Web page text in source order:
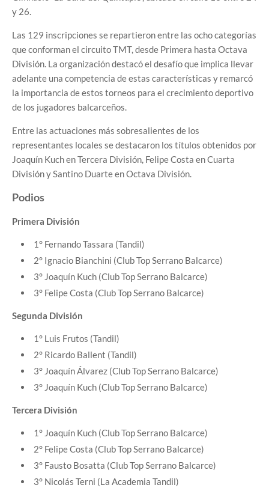
y 26.
Las 129 inscripciones se repartieron entre las ocho categorías
que conforman el circuito TMT, desde Primera hasta Octava
División. La organización destacó el desafío que implica llevar
adelante una competencia de estas características y remarcó
la importancia de estos torneos para el crecimiento deportivo
de los jugadores balcarceños.
Entre las actuaciones más sobresalientes de los
representantes locales se destacaron los títulos obtenidos por
Joaquín Kuch en Tercera División, Felipe Costa en Cuarta
División y Santino Duarte en Octava División.
Podios
Primera División
1° Fernando Tassara (Tandil)
2° Ignacio Bianchini (Club Top Serrano Balcarce)
3° Joaquín Kuch (Club Top Serrano Balcarce)
3° Felipe Costa (Club Top Serrano Balcarce)
Segunda División
1° Luis Frutos (Tandil)
2° Ricardo Ballent (Tandil)
3° Joaquín Álvarez (Club Top Serrano Balcarce)
3° Joaquín Kuch (Club Top Serrano Balcarce)
Tercera División
1° Joaquín Kuch (Club Top Serrano Balcarce)
2° Felipe Costa (Club Top Serrano Balcarce)
3° Fausto Bosatta (Club Top Serrano Balcarce)
3° Nicolás Terni (La Academia Tandil)